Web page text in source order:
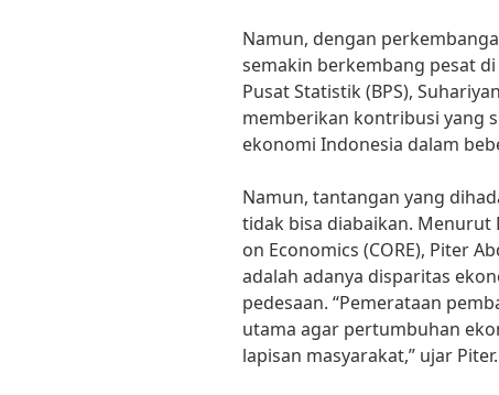
Namun, dengan
semakin berkembang pesat
Pusat Statistik (BPS),
memberikan kontribusi yang
ekonomi Indonesia dalam
Namun, tantangan yang
tidak bisa diabaikan.
on Economics (CORE), Piter
adalah adanya disparitas
pedesaan. “Pemerataan
utama agar pertumbuhan
lapisan masyarakat,” ujar Piter.